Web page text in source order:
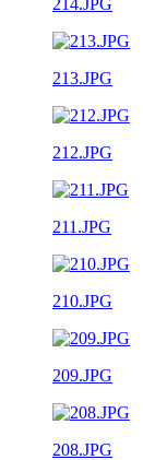
213.JPG
212.JPG
211.JPG
210.JPG
209.JPG
208.JPG